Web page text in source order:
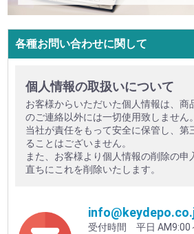
各種お問い合わせに関して
個人情報の取扱いについて
お客様からいただいた個人情報は、商
のご連絡以外には一切使用致しません。
当社が責任をもって安全に保管し、第
ることはございません。
また、お客様より個人情報の削除の申
直ちにこれを削除いたします。
受付時間 平日 AM9:00